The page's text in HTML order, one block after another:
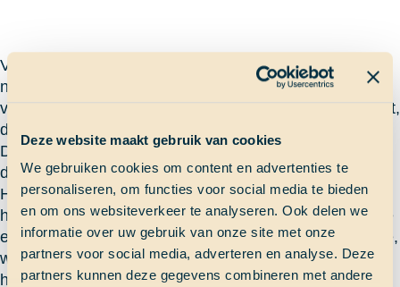
Deze website maakt gebruik van cookies
We gebruiken cookies om content en advertenties te
personaliseren, om functies voor social media te bieden
en om ons websiteverkeer te analyseren. Ook delen we
informatie over uw gebruik van onze site met onze
partners voor social media, adverteren en analyse. Deze
partners kunnen deze gegevens combineren met andere
Vandaag was het wel een spannende dag, omdat we,
na twee dagen stilliggen bij Engeland, weer gingen
vertrekken richting Tenerife. Van Sam mocht mijn wacht,
de 9-12 wacht, de ra’s op om de zeilen uit te pakken.
Daar boven in de mast kon je het blauwgrijze water en
de kust van Engeland zien. Dit was echt genieten.
Hopend dat niemand weer zeeziek ging worden,
haalden we niet veel later het anker op en zetten we de
eerste zeilen. Ongeveer twee uur later zagen we mooie,
witte kliffen in zicht komen. The Cliffs of Dover! Vanuit
het water zagen ze er nog spectaculairder uit. De zon